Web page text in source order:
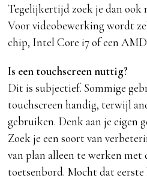
Tegelijkertijd zoek je dan ook
Voor videobewerking wordt
chip, Intel Core i7 of een AMD
Is een touchscreen nuttig?
Dit is subjectief. Sommige
touchscreen handig, terwijl
gebruiken. Denk aan je eigen
Zoek je een soort van
van plan alleen te werken met
toetsenbord. Mocht dat eerste